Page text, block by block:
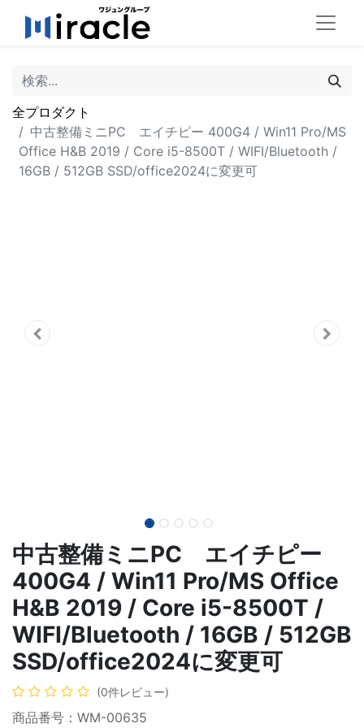
全プロダクト
中古整備ミニPC エイチピー 400G4 / Win11 Pro/MS
Office H&B 2019 / Core i5-8500T / WIFI/Bluetooth /
16GB / 512GB SSD/office2024に変更可
中古整備ミニPC エイチピー
400G4 / Win11 Pro/MS Office
H&B 2019 / Core i5-8500T /
WIFI/Bluetooth / 16GB / 512GB
SSD/office2024に変更可
(0件レビュー)
商品番号：WM-00635